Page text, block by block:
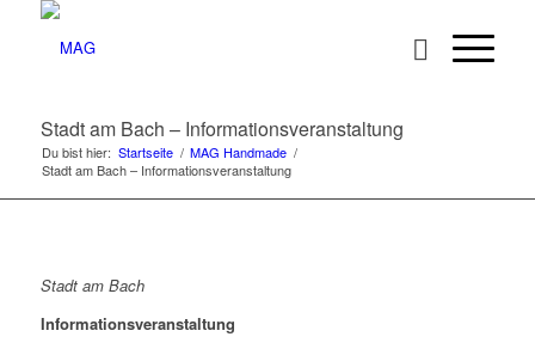
Stadt am Bach – Informationsveranstaltung
Du bist hier: Startseite / MAG Handmade /
Stadt am Bach – Informationsveranstaltung
Stadt am Bach
Informationsveranstaltung